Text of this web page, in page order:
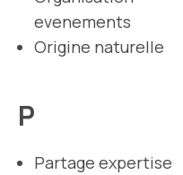
evenements
Origine naturelle
P
Partage expertise